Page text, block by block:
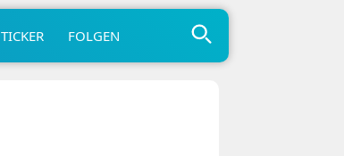
TICKER FOLGEN